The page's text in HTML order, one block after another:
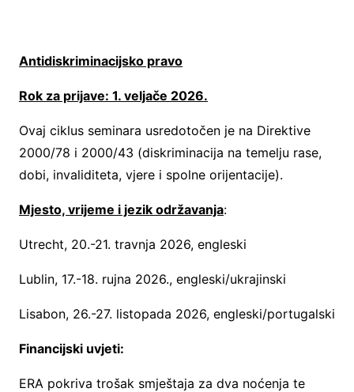
Antidiskriminacijsko pravo
Rok za prijave: 1. veljače 2026.
Ovaj ciklus seminara usredotočen je na Direktive
2000/78 i 2000/43 (diskriminacija na temelju rase,
dobi, invaliditeta, vjere i spolne orijentacije).
Mjesto, vrijeme i jezik održavanja:
Utrecht, 20.-21. travnja 2026, engleski
Lublin, 17.-18. rujna 2026., engleski/ukrajinski
Lisabon, 26.-27. listopada 2026, engleski/portugalski
Financijski uvjeti:
ERA pokriva trošak smještaja za dva noćenja te